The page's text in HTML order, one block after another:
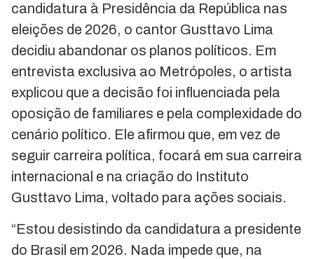
candidatura à Presidência da República nas
eleições de 2026, o cantor Gusttavo Lima
decidiu abandonar os planos políticos. Em
entrevista exclusiva ao Metrópoles, o artista
explicou que a decisão foi influenciada pela
oposição de familiares e pela complexidade do
cenário político. Ele afirmou que, em vez de
seguir carreira política, focará em sua carreira
internacional e na criação do Instituto
Gusttavo Lima, voltado para ações sociais.
“Estou desistindo da candidatura a presidente
do Brasil em 2026. Nada impede que, na